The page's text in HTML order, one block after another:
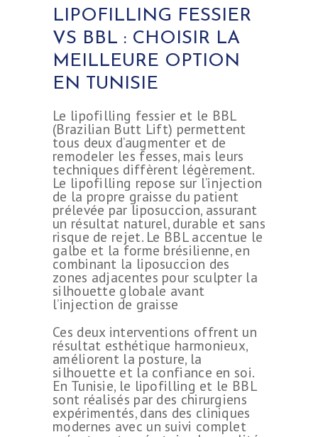
LIPOFILLING FESSIER
VS BBL : CHOISIR LA
MEILLEURE OPTION
EN TUNISIE
Le lipofilling fessier et le BBL
(Brazilian Butt Lift) permettent
tous deux d’augmenter et de
remodeler les fesses, mais leurs
techniques diffèrent légèrement.
Le lipofilling repose sur l’injection
de la propre graisse du patient
prélevée par liposuccion, assurant
un résultat naturel, durable et sans
risque de rejet. Le BBL accentue le
galbe et la forme brésilienne, en
combinant la liposuccion des
zones adjacentes pour sculpter la
silhouette globale avant
l’injection de graisse
Ces deux interventions offrent un
résultat esthétique harmonieux,
améliorent la posture, la
silhouette et la confiance en soi.
En Tunisie, le lipofilling et le BBL
sont réalisés par des chirurgiens
expérimentés, dans des cliniques
modernes avec un suivi complet